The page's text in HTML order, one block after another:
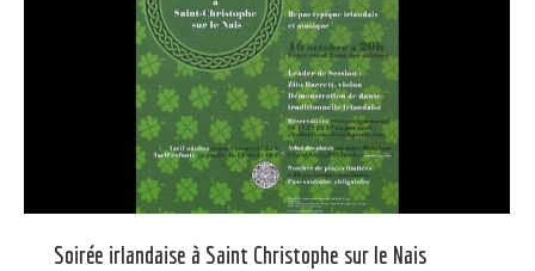
Soirée irlandaise à Saint Christophe sur le Nais